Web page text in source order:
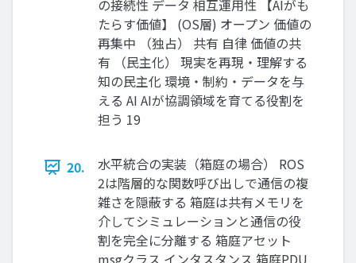
の接続性 データ 相互運用性 【AIがも
たらす価値】 (OS層) オープン 価値の
再集中 （独占） 共有 自律 価値の共
有 （民主化） 現実を再現・理解する
知の民主化 環境・制約・データを与
える AI AIが協調領域を育てる役割を
担う 19
20.
水平統合の実装（箱庭の場合） ROS
2は階層的な関数呼び出しで通信の複
雑さを隠蔽する 箱庭は共有メモリを
介してシミュレーションと通信の役
割を完全に分離する 箱庭アセット